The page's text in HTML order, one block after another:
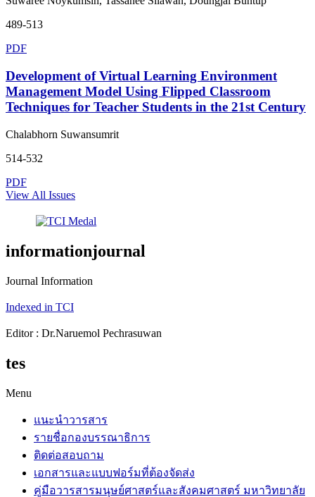
489-513
PDF
Development of Virtual Learning Environment
Management Model Using Flipped Classroom
Techniques for Teacher Students in the 21st Century
Chalabhorn Suwansumrit
514-532
PDF
View All Issues
informationjournal
Journal Information
Indexed in TCI
Editor : Dr.Naruemol Pechrasuwan
tes
Menu
แนะนำวารสาร
รายชื่อกองบรรณาธิการ
ติดต่อสอบถาม
เอกสารและแบบฟอร์มที่ต้องจัดส่ง
คู่มือวารสารมนุษย์ศาสตร์และสังคมศาสตร์ มหาวิทยาลัย